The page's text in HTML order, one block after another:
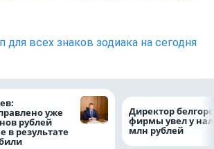
для всех знаков зодиака на сегодня
уже
рублей
в результате
Директор
фирмы увел у
млн рублей